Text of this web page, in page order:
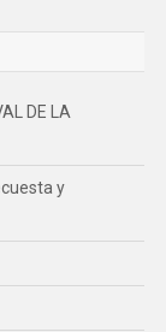
DE LA
y